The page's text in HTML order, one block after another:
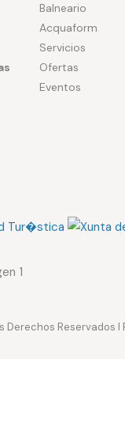
Balneario
Acquaform
Servicios
Ofertas
Eventos
Derechos Reservados I